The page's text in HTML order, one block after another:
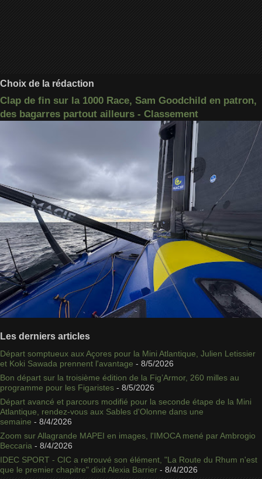
Choix de la rédaction
Clap de fin sur la 1000 Race, Sam Goodchild en patron,
des bagarres partout ailleurs - Classement
Les derniers articles
Départ somptueux aux Açores pour la Mini Atlantique, Julien Letissier
et Koki Sawada prennent l'avantage - 8/5/2026
Bon départ sur la troisième édition de la Fig’Armor, 260 milles au
programme pour les Figaristes - 8/5/2026
Départ avancé et parcours modifié pour la seconde étape de la Mini
Atlantique, rendez-vous aux Sables d'Olonne dans une
semaine - 8/4/2026
Zoom sur Allagrande MAPEI en images, l'IMOCA mené par Ambrogio
Beccaria - 8/4/2026
IDEC SPORT - CIC a retrouvé son élément, "La Route du Rhum n'est
que le premier chapitre" dixit Alexia Barrier - 8/4/2026